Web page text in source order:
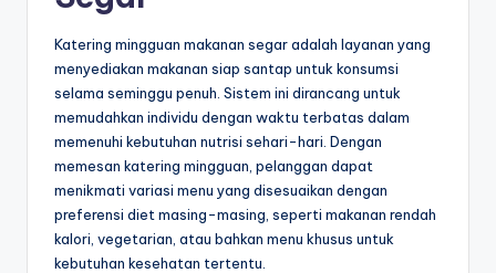
Katering mingguan makanan segar adalah layanan yang
menyediakan makanan siap santap untuk konsumsi
selama seminggu penuh. Sistem ini dirancang untuk
memudahkan individu dengan waktu terbatas dalam
memenuhi kebutuhan nutrisi sehari-hari. Dengan
memesan katering mingguan, pelanggan dapat
menikmati variasi menu yang disesuaikan dengan
preferensi diet masing-masing, seperti makanan rendah
kalori, vegetarian, atau bahkan menu khusus untuk
kebutuhan kesehatan tertentu.